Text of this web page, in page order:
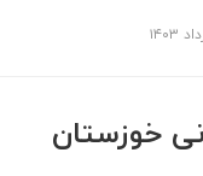
خوزستان